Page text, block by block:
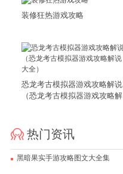
装修狂热游戏攻略
恐龙考古模拟器游戏攻略解说
（恐龙考古模拟器游戏攻略解
热门资讯
黑暗果实手游攻略图文大全集